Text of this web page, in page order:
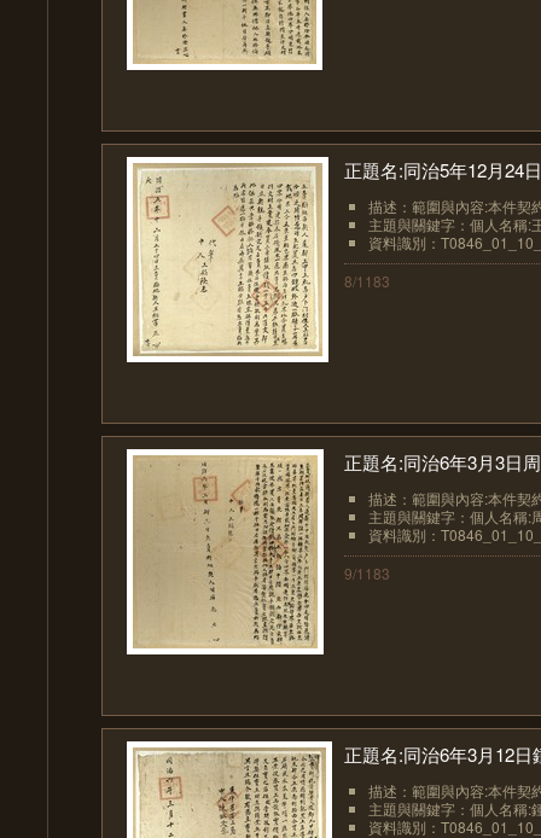
正題名:同治5年12月24
描述：範圍與內容:本件契
主題與關鍵字：個人名稱:
資料識別：
8/1183
正題名:同治6年3月3日
描述：範圍與內容:本件契
主題與關鍵字：個人名稱:
資料識別：
9/1183
正題名:同治6年3月12
描述：範圍與內容:本件契
主題與關鍵字：個人名稱:
資料識別：